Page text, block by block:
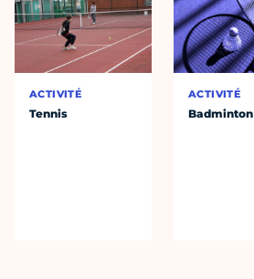
ACTIVITÉ
Tennis
ACTIVITÉ
Badminton